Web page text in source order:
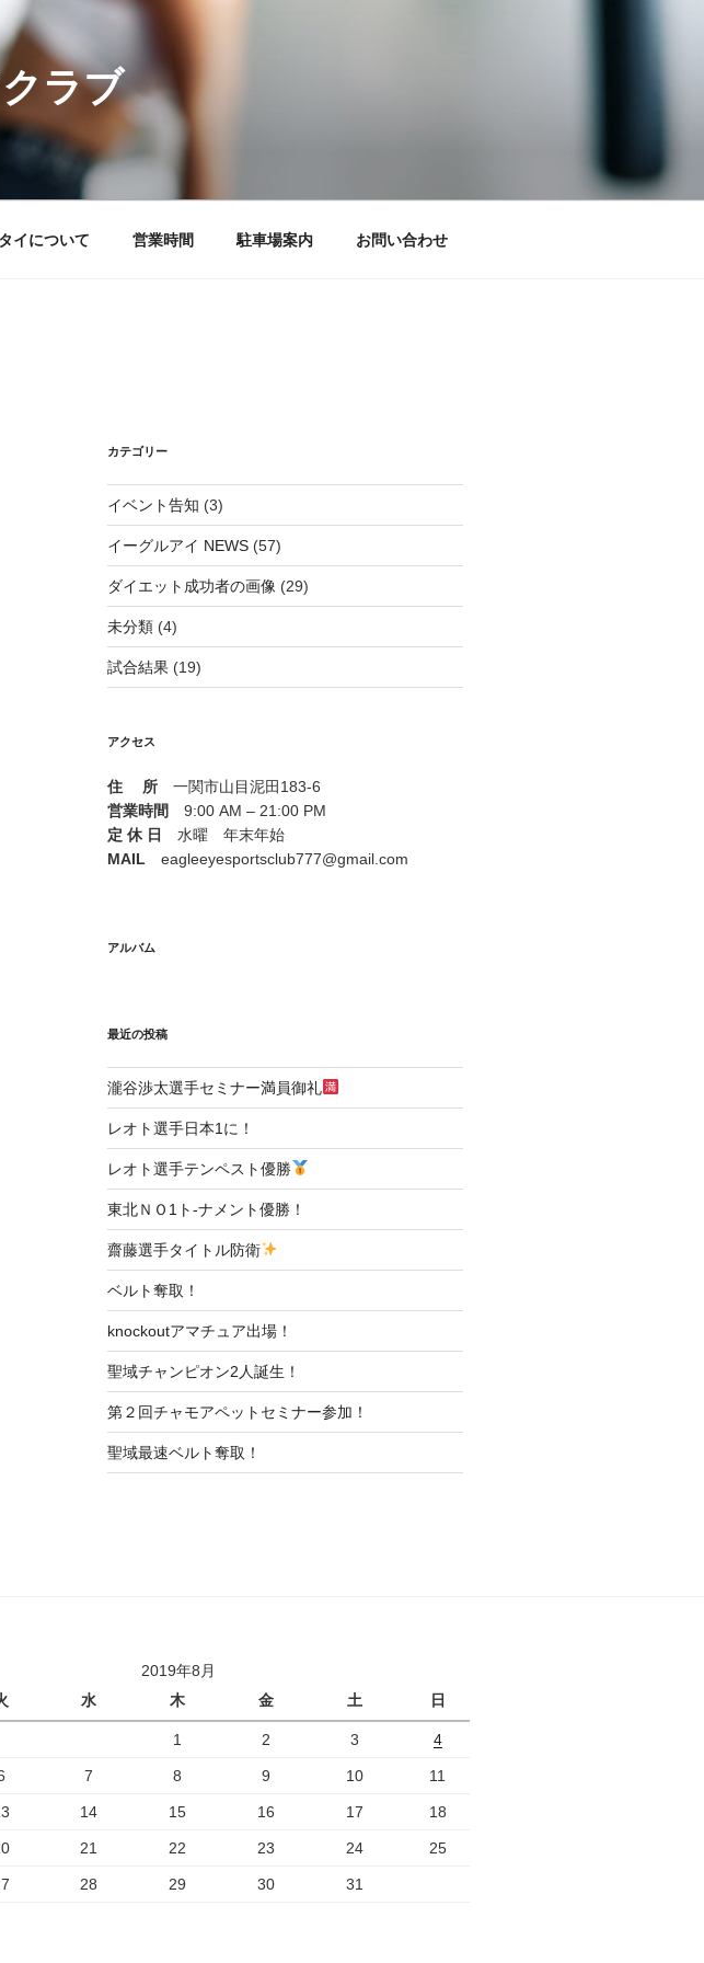
ラブ
イについて 営業時間 駐車場案内 お問い合わせ
カテゴリー
イベント告知 (3)
イーグルアイ NEWS(57)
ダイエット成功者の画像 (29)
未分類(4)
試合結果(19)
アクセス
住 所一関市山目泥田183-6
営業時間9:00 AM – 21:00 PM
定 休 日 水曜 年末年始
MAIL eagleeyesportsclub777@gmail.com
アルバム
最近の投稿
瀧谷渉太選手セミナー満員御礼
レオト選手日本1に！
レオト選手テンペスト優勝
東北ＮＯ1ト-ナメント優勝！
齋藤選手タイトル防衛
ベルト奪取！
knockoutアマチュア出場！
聖域チャンピオン2人誕生！
第２回チャモアペットセミナー参加！
聖域最速ベルト奪取！
2019年8月
水 木 金 土 日
1 2 3 4
7 8 9 10 11
14 15 16 17 18
21 22 23 24 25
28 29 30 31